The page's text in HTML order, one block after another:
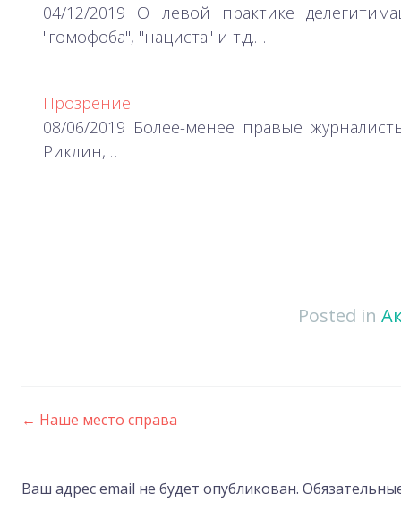
04/12/2019 О левой практике
"гомофоба", "нациста" и т.д.…
Прозрение
08/06/2019 Более-менее правые
Риклин,…
Posted in
Post
navigation
← Наше место справа
Ваш адрес email не будет опубликован.